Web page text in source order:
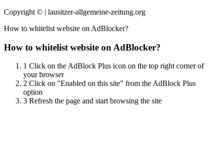
Copyright © | lausitzer-allgemeine-zeitung.org
How to whitelist website on AdBlocker?
How to whitelist website on AdBlocker?
1 Click on the AdBlock Plus icon on the top right corner of
your browser
2 Click on "Enabled on this site" from the AdBlock Plus
option
3 Refresh the page and start browsing the site